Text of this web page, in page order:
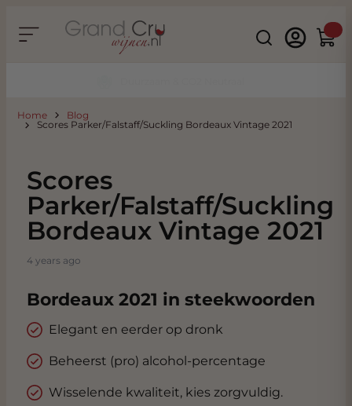
Search
Home
Blog
Scores Parker/Falstaff/Suckling Bordeaux Vintage 2021
Scores
Parker/Falstaff/Suckling
Bordeaux Vintage 2021
4 years ago
Bordeaux 2021 in steekwoorden
Elegant en eerder op dronk
Beheerst (pro) alcohol-percentage
Wisselende kwaliteit, kies zorgvuldig.